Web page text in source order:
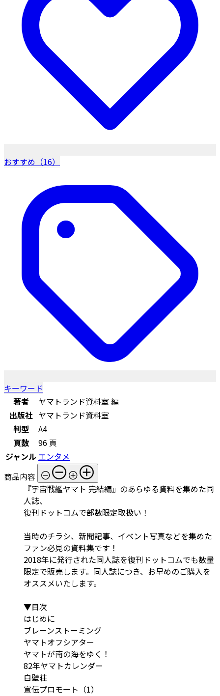
おすすめ（16）
キーワード
著者
ヤマトランド資料室 編
出版社 ヤマトランド資料室
判型
A4
頁数
96 頁
ジャンル エンタメ
商品内容
『宇宙戦艦ヤマト 完結編』のあらゆる資料を集めた同
人誌、
復刊ドットコムで部数限定取扱い！
当時のチラシ、新聞記事、イベント写真などを集めた
ファン必見の資料集です！
2018年に発行された同人誌を復刊ドットコムでも数量
限定で販売します。同人誌につき、お早めのご購入を
オススメいたします。
▼目次
はじめに
ブレーンストーミング
ヤマトオフシアター
ヤマトが南の海をゆく！
82年ヤマトカレンダー
白壁荘
宣伝プロモート（1）